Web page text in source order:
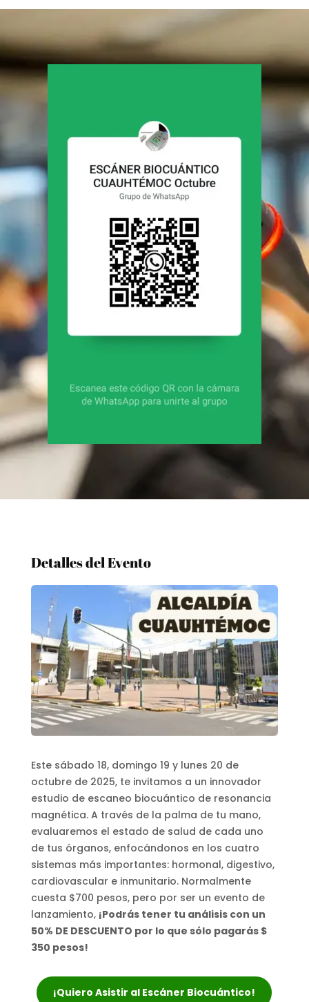
Detalles del Evento
Este sábado 18, domingo 19 y lunes 20 de
octubre de 2025, te invitamos a un innovador
estudio de escaneo biocuántico de resonancia
magnética. A través de la palma de tu mano,
evaluaremos el estado de salud de cada uno
de tus órganos, enfocándonos en los cuatro
sistemas más importantes: hormonal, digestivo,
cardiovascular e inmunitario. Normalmente
cuesta $700 pesos, pero por ser un evento de
lanzamiento, ¡Podrás tener tu análisis con un
50% DE DESCUENTO por lo que sólo pagarás $
350 pesos!
¡Quiero Asistir al Escáner Biocuántico!